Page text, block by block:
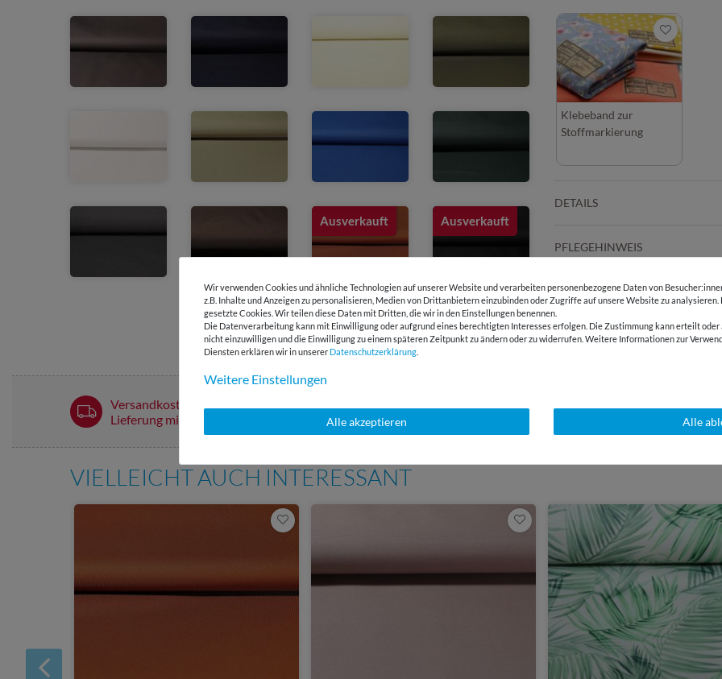
Ausverkauft Ausverkauft
Klebeband zur
Stoffmarkierung
DETAILS
PFLEGEHINWEIS
BEWERTUNGEN
HERSTELLERINFORMATIONEN
Versandkostenfrei ab 60 € -
Lieferung mit DHL
Antwort in 24h
VIELLEICHT AUCH INTERESSANT
Wir verwenden Cookies und ähnliche Technologien auf unserer Website und verarbeiten personenbezogene Daten von
z.B. Inhalte und Anzeigen zu personalisieren, Medien von Drittanbietern einzubinden oder Zugriffe auf unsere Website zu
gesetzte Cookies. Wir teilen diese Daten mit Dritten, die wir in den Einstellungen benennen.
Die Datenverarbeitung kann mit Einwilligung oder aufgrund eines berechtigten Interesses erfolgen. Die Zustimmung kann erteilt oder
nicht einzuwilligen und die Einwilligung zu einem späteren Zeitpunkt zu ändern oder zu widerrufen. Weitere Informationen zur
Diensten erklären wir in unserer Daten­schutz­erklärung
Weitere Einstellungen
Alle akzeptieren Alle